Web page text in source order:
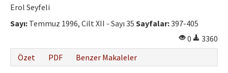
Erol Seyfeli
Sayı: Temmuz 1996, Cilt XII - Sayı 35 Sayfalar:397-405
0
3360
Özet
PDF Benzer Makaleler